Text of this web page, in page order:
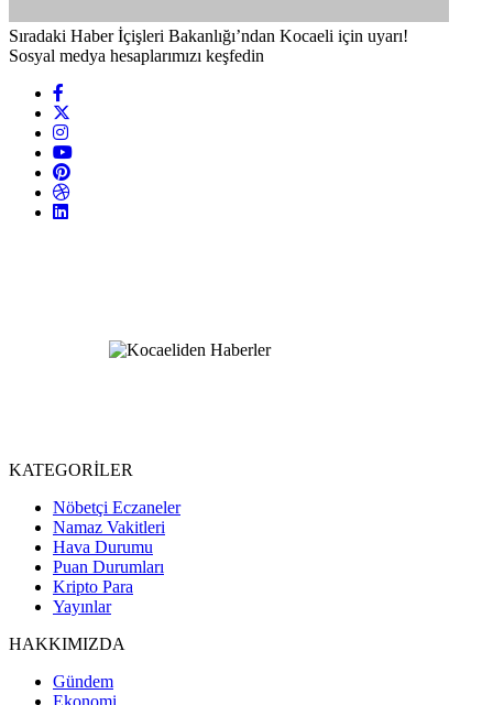
Sıradaki Haber İçişleri Bakanlığı’ndan Kocaeli için uyarı!
Sosyal medya hesaplarımızı keşfedin
KATEGORİLER
Nöbetçi Eczaneler
Namaz Vakitleri
Hava Durumu
Puan Durumları
Kripto Para
Yayınlar
HAKKIMIZDA
Gündem
Ekonomi